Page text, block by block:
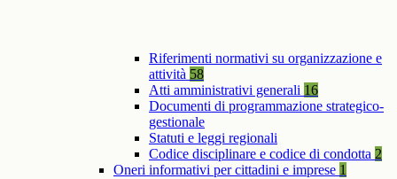
Riferimenti normativi su organizzazione e
attività 58
Atti amministrativi generali 16
Documenti di programmazione strategico-
gestionale
Statuti e leggi regionali
Codice disciplinare e codice di condotta 2
Oneri informativi per cittadini e imprese 1